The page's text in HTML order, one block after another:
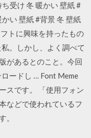
受け 冬 暖かい 壁紙 #
い 壁紙 #背景 冬 壁紙
トに興味を持ったもの
。しかし、よく調べて
があるとのこと。今回
ードし … Font Meme
スです。 「使用フォン
などで使われているフ
。